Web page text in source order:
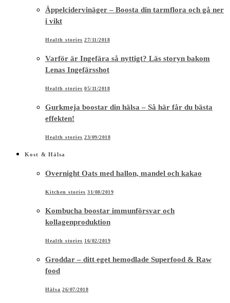
Äppelcidervinäger – Boosta din tarmflora och gå ner
i vikt
Health stories 27/11/2018
Varför är Ingefära så nyttigt? Läs storyn bakom
Lenas Ingefärsshot
Health stories 05/11/2018
Gurkmeja boostar din hälsa – Så här får du bästa
effekten!
Health stories 23/09/2018
Kost & Hälsa
Overnight Oats med hallon, mandel och kakao
Kitchen stories 31/08/2019
Kombucha boostar immunförsvar och
kollagenproduktion
Health stories 16/02/2019
Groddar – ditt eget hemodlade Superfood & Raw
food
Hälsa 26/07/2018